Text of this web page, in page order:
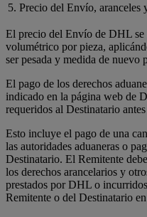
5. Precio del Envío, aranceles
El precio del Envío de DHL se
volumétrico por pieza,
ser pesada y medida de
El pago de los derechos
indicado en la página web de
requeridos al Destinatario
Esto incluye el pago de una
las autoridades aduaneras o
Destinatario. El Remitente
los derechos arancelarios y
prestados por DHL o
Remitente o del Destinatario